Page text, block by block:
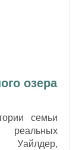
озера
семьи
Уайлдер,